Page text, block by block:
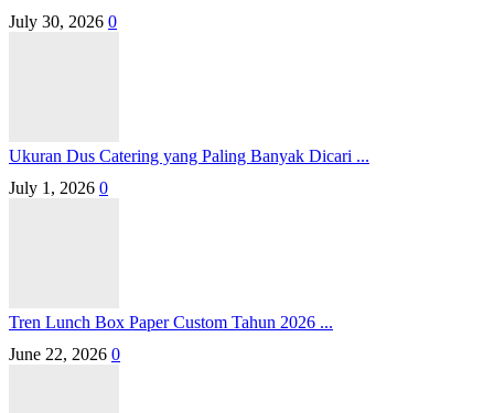
July 30, 2026 0
Ukuran Dus Catering yang Paling Banyak Dicari ...
July 1, 2026 0
Tren Lunch Box Paper Custom Tahun 2026 ...
June 22, 2026 0